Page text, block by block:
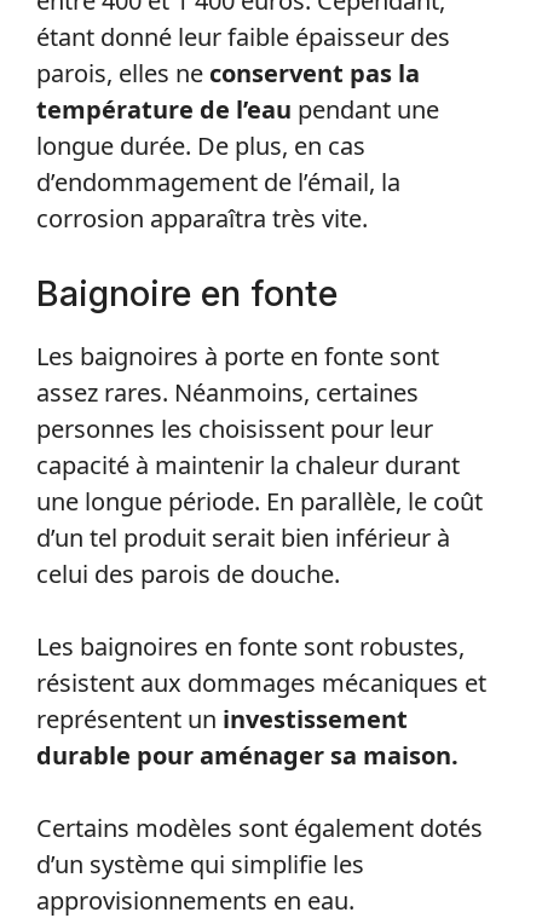
étant donné leur faible épaisseur des
parois, elles ne conservent pas la
température de l’eau pendant une
longue durée. De plus, en cas
d’endommagement de l’émail, la
corrosion apparaîtra très vite.
Baignoire en fonte
Les baignoires à porte en fonte sont
assez rares. Néanmoins, certaines
personnes les choisissent pour leur
capacité à maintenir la chaleur durant
une longue période. En parallèle, le coût
d’un tel produit serait bien inférieur à
celui des parois de douche.
Les baignoires en fonte sont robustes,
résistent aux dommages mécaniques et
représentent un investissement
durable pour aménager sa maison.
Certains modèles sont également dotés
d’un système qui simplifie les
approvisionnements en eau.